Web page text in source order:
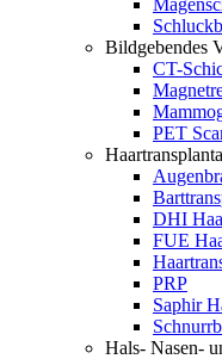
Bildgebendes
CT-
PET
DHI
FUE
PRP
Saphir
Hals- Nasen-